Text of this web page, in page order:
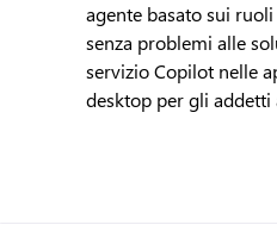
agente basato sui
senza problemi alle
servizio Copilot nelle
desktop per gli addetti